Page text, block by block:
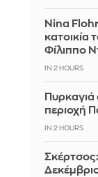
Nina
κατοικία
Φίλιππο
IN 2 HOURS
περιοχή
IN 2 HOURS